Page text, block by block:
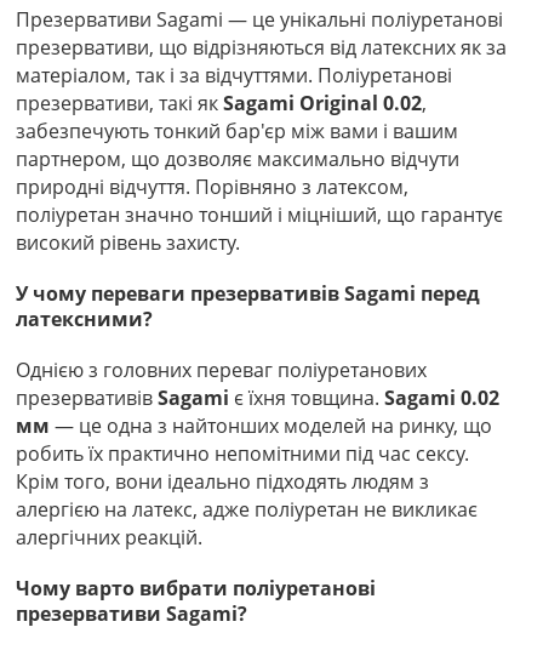
Презервативи Sagami — це унікальні поліуретанові
презервативи, що відрізняються від латексних як за
матеріалом, так і за відчуттями. Поліуретанові
презервативи, такі якSagami Original 0.02,
забезпечують тонкий бар'єр між вами і вашим
партнером, що дозволяє максимально відчути
природні відчуття. Порівняно з латексом,
поліуретан значно тонший і міцніший, що гарантує
високий рівень захисту.
У чому переваги презервативів Sagami перед
латексними?
Однією з головних переваг поліуретанових
презервативівSagami є їхня товщина. Sagami 0.02
мм — це одна з найтонших моделей на ринку, що
робить їх практично непомітними під час сексу.
Крім того, вони ідеально підходять людям з
алергією на латекс, адже поліуретан не викликає
алергічних реакцій.
Чому варто вибрати поліуретанові
презервативи Sagami?